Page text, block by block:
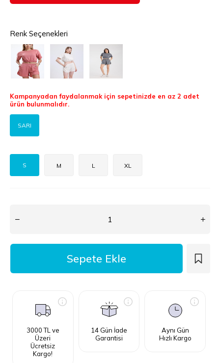
Renk Seçenekleri
Kampanyadan faydalanmak için sepetinizde en az 2 adet
ürün bulunmalıdır.
SARI
S M L XL
3000 TL ve
Üzeri
Ücretsiz
Kargo!
14 Gün İade
Garantisi
Aynı Gün
Hızlı Kargo